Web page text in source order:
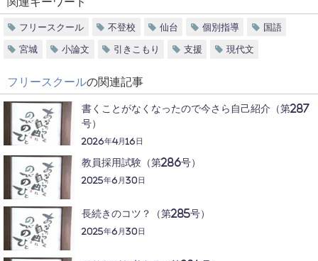
フリースクール 不登校 仙台 個別指導 国語
宮城 小論文 引きこもり 支援 現代文
フリースクールの関連記事
書くことがなくなったので今さら自己紹介（第287
号）
2026年4月16日
教員採用試験（第286号）
2025年6月30日
長続きのコツ？（第285号）
2025年6月30日